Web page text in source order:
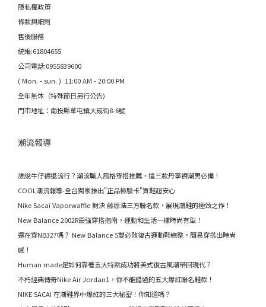
隱私權政策
條款與細則
售後服務
統編:61804655
公司電話:0955839600
( Mon. - sun. ) 11:00 AM - 20:00 PM
全年無休（特殊節日另行公告)
門市地址：南投縣草屯鎮大成街8-6號
潮流報導
誰說牛仔褲退流行？潮流職人風格穿搭推薦，這三款丹寧褲潮男必備！
COOL潮流報導-全台獨家推出"正品檢驗卡"買鞋超安心
Nike Sacai Vaporwaffle 對決 藤原浩三方聯名款，展現潮鞋的極致之作！
New Balance 2002R最強穿搭指南，運動和生活一樣時尚有型！
還在穿NB327嗎？ New Balance 5雙必敗復古運動鞋總整，簡易穿搭出時尚
感！
Human made是如何靠著五大特點成功將美式復古風潮帶回現代？
不朽經典傳奇Nike Air Jordan1，你不能錯過的五大爆紅聯名鞋款！
NIKE SACAI 在潮鞋界中爆紅的三大秘密！你知道嗎？